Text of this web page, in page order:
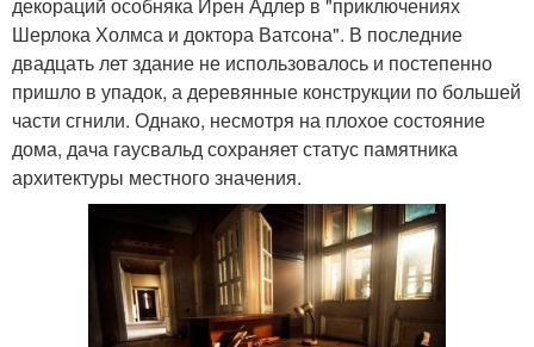
Шерлока Холмса и доктора Ватсона". В последние
двадцать лет здание не использовалось и постепенно
пришло в упадок, а деревянные конструкции по большей
части сгнили. Однако, несмотря на плохое состояние
дома, дача гаусвальд сохраняет статус памятника
архитектуры местного значения.